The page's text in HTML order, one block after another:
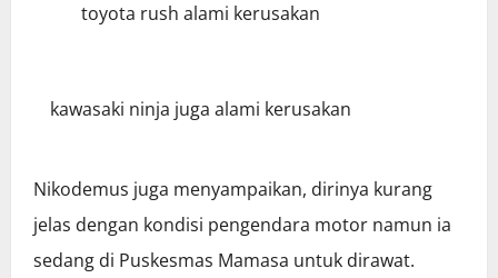
toyota rush alami kerusakan
kawasaki ninja juga alami kerusakan
Nikodemus juga menyampaikan, dirinya kurang
jelas dengan kondisi pengendara motor namun ia
sedang di Puskesmas Mamasa untuk dirawat.